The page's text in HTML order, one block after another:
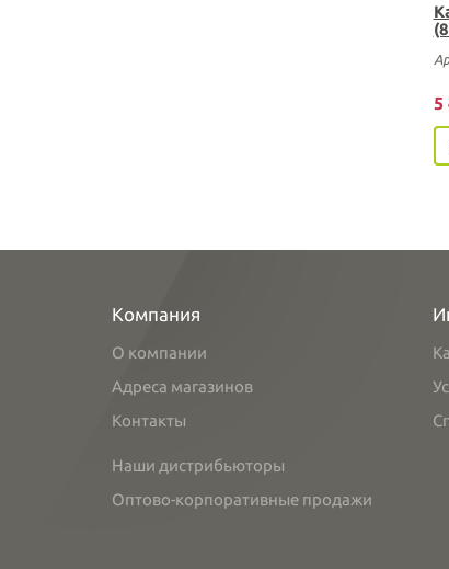
5
Компания
О компании
Адреса магазинов
Контакты
Наши дистрибьюторы
Оптово-корпоративные продажи